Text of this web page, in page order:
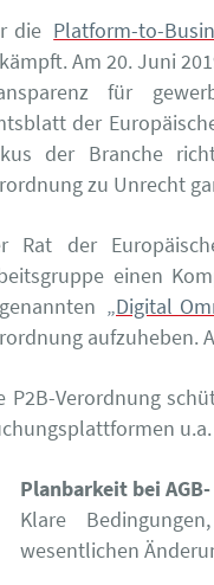
die Platform-to-
Am 20. Juni
für
der
der Branche
zu Unrecht
Rat der
einen
„Digital
aufzuheben.
P2B-Verordnung
Planbarkeit bei
Klare
wesentlichen